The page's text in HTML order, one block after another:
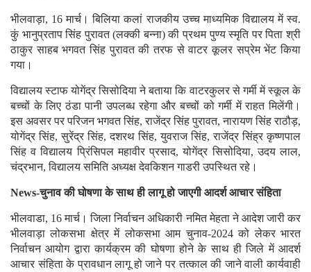
भीलवाड़ा, 16 मार्च। बिलिया कलां राजकीय उच्च माध्यमिक विद्यालय में स्व.
कुं भानुप्रताप सिंह पुरावत (लक्की बन्ना) की प्रथम पुण्य स्मृति पर पिता श्री
ठाकुर साहब भगवत सिंह पुरावत की तरफ से वाटर कूलर सप्रेम भेंट किया
गया।
विद्यालय स्टाफ योगेंद्र सिसोदिया ने बताया कि वाटरकुलर से गर्मी में स्कूल के
बच्चों के लिए ठंडा पानी उपलब्ध रहेगा और बच्चों को गर्मी में राहत मिलेंगी।
इस अवसर पर परिजन भगवत सिंह, राजेंद्र सिंह पुरावत, नारायण सिंह राठौड़,
योगेंद्र सिंह, सुरेंद्र सिंह, दशरथ सिंह, युवराज सिंह, राजेंद्र सिंह्र कृष्णपाल
सिंह व विद्यालय प्रिंसिपल महावीर प्रसाद, योगेंद्र सिसोदिया, उदय लाल,
चंद्रभान, विद्यालय समिति अध्यक्ष देवकिशन गाडरी उपस्थित रहे।
News-चुनाव की घोषणा के साथ ही लागू हो जाएगी आदर्श आचार संहिता
भीलवाडा, 16 मार्च। जिला निर्वाचन अधिकारी नमित मेहता ने आदेश जारी कर
भीलवाड़ा लोकसभा क्षेत्र में लोकसभा आम चुनाव-2024 को लेकर भारत
निर्वाचन आयोग द्वारा कार्यक्रम की घोषणा होने के साथ ही जिले में आदर्श
आचार संहिता के प्रावधान लागू हो जाने पर तत्काल की जाने वाली कार्यवाही